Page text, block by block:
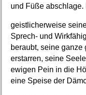
und Füße
geistlicherweise
Sprech- und
beraubt, seine ganze
erstarren, seine
ewigen Pein in die
eine Speise der